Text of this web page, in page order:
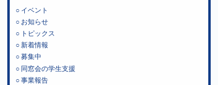
イベント
お知らせ
トピックス
新着情報
募集中
同窓会の学生支援
事業報告